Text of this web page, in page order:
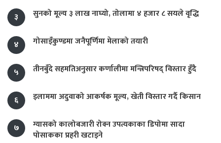
३ सुनको मूल्य ३ लाख नाघ्यो, तोलामा ४ हजार ८ सयले वृद्धि
४ गोसाइँकुण्डमा जनैपूर्णिमा मेलाको तयारी
५ तीनबुँदे सहमतिअनुसार कर्णालीमा मन्त्रिपरिषद् विस्तार हुँदै
६ इलाममा अदुवाको आकर्षक मूल्य, खेती विस्तार गर्दै किसान
७
ग्यासको कालोबजारी रोक्न उपत्यकाका डिपोमा सादा
पोसाकका प्रहरी खटाइने